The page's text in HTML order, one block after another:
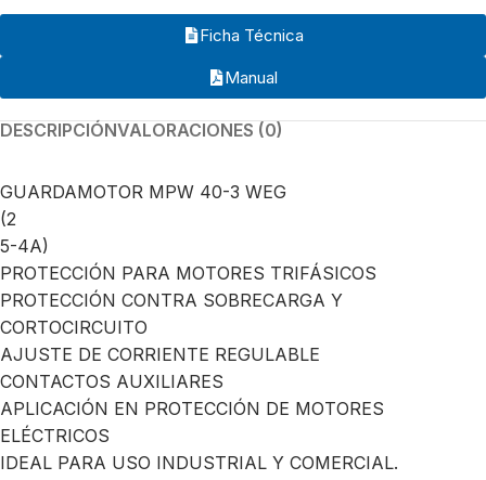
Ficha Técnica
Manual
DESCRIPCIÓNVALORACIONES (0)
GUARDAMOTOR MPW 40-3 WEG
(2
5-4A)
PROTECCIÓN PARA MOTORES TRIFÁSICOS
PROTECCIÓN CONTRA SOBRECARGA Y
CORTOCIRCUITO
AJUSTE DE CORRIENTE REGULABLE
CONTACTOS AUXILIARES
APLICACIÓN EN PROTECCIÓN DE MOTORES
ELÉCTRICOS
IDEAL PARA USO INDUSTRIAL Y COMERCIAL.